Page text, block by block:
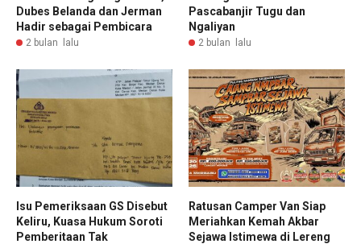
Dubes Belanda dan Jerman
Hadir sebagai Pembicara
2 bulan lalu
Pascabanjir Tugu dan
Ngaliyan
2 bulan lalu
Isu Pemeriksaan GS Disebut
Keliru, Kuasa Hukum Soroti
Pemberitaan Tak
Ratusan Camper Van Siap
Meriahkan Kemah Akbar
Sejawa Istimewa di Lereng